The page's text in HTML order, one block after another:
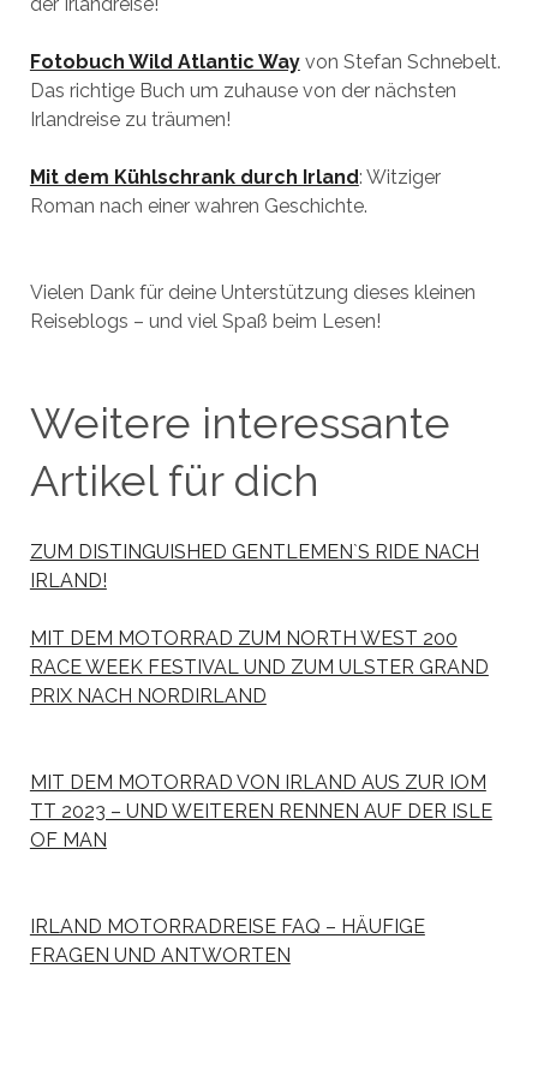
Fotobuch Wild Atlantic Wayvon Stefan Schnebelt.
Das richtige Buch um zuhause von der nächsten
Irlandreise zu träumen!
Mit dem Kühlschrank durch Irland: Witziger
Roman nach einer wahren Geschichte.
Vielen Dank für deine Unterstützung dieses kleinen
Reiseblogs – und viel Spaß beim Lesen!
Weitere interessante
Artikel für dich
ZUM DISTINGUISHED GENTLEMEN`S RIDE NACH
IRLAND!
MIT DEM MOTORRAD ZUM NORTH WEST 200
RACE WEEK FESTIVAL UND ZUM ULSTER GRAND
PRIX NACH NORDIRLAND
MIT DEM MOTORRAD VON IRLAND AUS ZUR IOM
TT 2023 – UND WEITEREN RENNEN AUF DER ISLE
OF MAN
IRLAND MOTORRADREISE FAQ – HÄUFIGE
FRAGEN UND ANTWORTEN